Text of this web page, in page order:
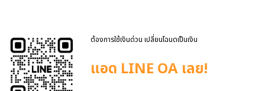
ซื้อขายด้วย ก่อนถมดิน […]ต้องการใช้เงินด่วน เปลี่ยนโฉนดเป็นเงิน
แอด LINE OA เลย!